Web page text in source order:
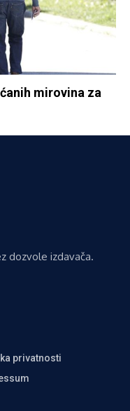
mirovina za
dozvole izdavača.
privatnosti